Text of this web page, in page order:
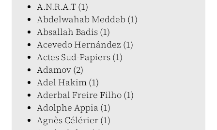
A.N.R.A.T (1)
Abdelwahab Meddeb (1)
Absallah Badis (1)
Acevedo Hernández (1)
Actes Sud-Papiers (1)
Adamov (2)
Adel Hakim (1)
Aderbal Freire Filho (1)
Adolphe Appia (1)
Agnès Célérier (1)